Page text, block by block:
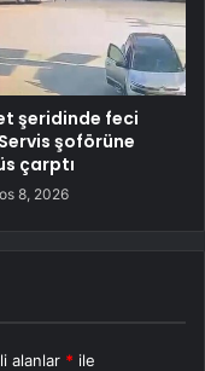
şeridinde feci
şoförüne
çarptı
8, 2026
alanlar * ile